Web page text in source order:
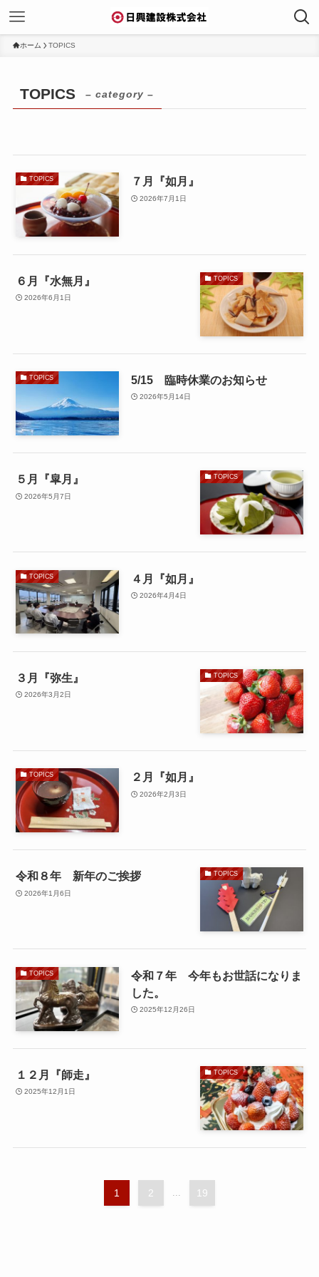
ホーム TOPICS
TOPICS – category –
TOPICS ７月『如月』
2026年7月1日
TOPICS
６月『水無月』
2026年6月1日
TOPICS 5/15 臨時休業のお知らせ
2026年5月14日
TOPICS
５月『皐月』
2026年5月7日
TOPICS ４月『如月』
2026年4月4日
TOPICS
３月『弥生』
2026年3月2日
TOPICS ２月『如月』
2026年2月3日
TOPICS
令和８年 新年のご挨拶
2026年1月6日
TOPICS
令和７年 今年もお世話になりま
した。
2025年12月26日
TOPICS
１２月『師走』
2025年12月1日
1 2 ... 19